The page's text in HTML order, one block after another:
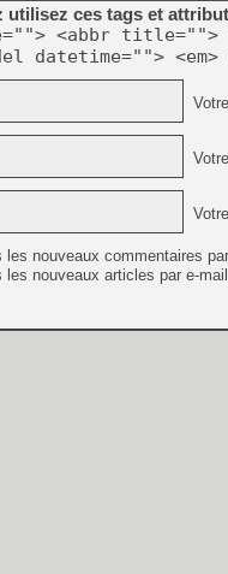
utilisez ces tags et
<abbr title="">
datetime="">
les nouveaux commentaires
les nouveaux articles par e-